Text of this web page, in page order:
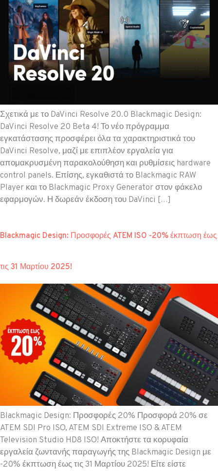
Σχετικά με το DaVinci Resolve 20.0 Blackmagic Design:
DaVinci Resolve 20 Beta 4! Το νέο πρόγραμμα
εγκατάστασης προσφέρει όλα τα χαρακτηριστικά του
DaVinci Resolve, μαζί με επιπλέον εργαλεία για
απομακρυσμένη παρακολούθηση και ρυθμίσεις hardware
control panels. Επίσης, εγκαθιστά το Blackmagic RAW
Player και το Blackmagic Proxy Generator στον φάκελο
εφαρμογών. Η δωρεάν έκδοση του DaVinci […]
Blackmagic Design: Προσφορές ATEM ISO -20% έκπτωση έως
τις 31 Μαρτίου 2025!
Blackmagic Design: Προσφορές 20% Προσφορά 20% σε
ATEM SDI Pro ISO, ATEM SDI Extreme ISO & ATEM
Television Studio HD8 ISO! Αποκτήστε τα κορυφαία
εργαλεία ζωντανής παραγωγής της Blackmagic Design με
-20% έκπτωση έως τις 31 Μαρτίου 2025! Είτε είστε